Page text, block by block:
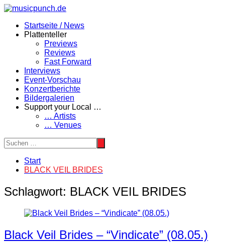
Zum
springenStartseite / News
Plattenteller
Previews
Reviews
Fast Forward
Interviews
Event-Vorschau
Konzertberichte
Bildergalerien
Support your Local …
… Artists
… Venues
Start
BLACK VEIL BRIDES
Schlagwort: BLACK VEIL BRIDES
Black Veil Brides – “Vindicate” (08.05.)